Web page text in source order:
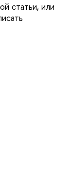
статьи, или